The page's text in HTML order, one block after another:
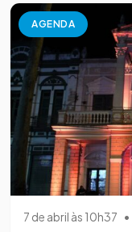
AGENDA
7 de abril às 10h37 •